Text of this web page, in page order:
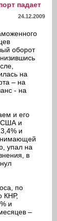
падает
24.12.2009
оборот
на
– на
- на
и его
США и
и
упал на
в
по
КНР,
и
–